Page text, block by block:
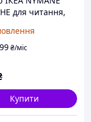
для читання,
₴/міс
Купити